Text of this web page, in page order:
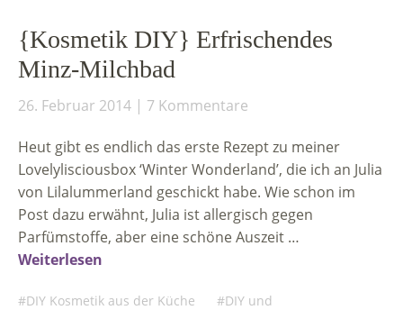
{Kosmetik DIY} Erfrischendes
Minz-Milchbad
26. Februar 2014 7 Kommentare
Heut gibt es endlich das erste Rezept zu meiner
Lovelylisciousbox ‘Winter Wonderland’, die ich an Julia
von Lilalummerland geschickt habe. Wie schon im
Post dazu erwähnt, Julia ist allergisch gegen
Parfümstoffe, aber eine schöne Auszeit …
Weiterlesen
DIY Kosmetik aus der Küche
DIY und